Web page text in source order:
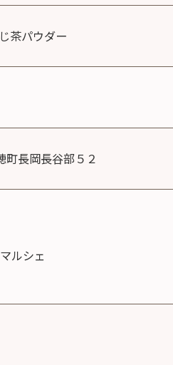
茶パウダー
町長岡長谷部５２
ルシェ